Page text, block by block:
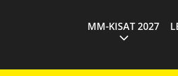
MM-KISAT 2027